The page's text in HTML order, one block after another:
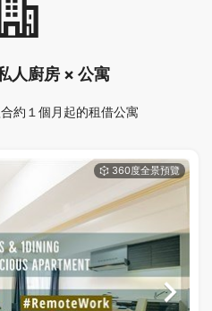
人廚房 × 公寓
約１個月起的租借公寓